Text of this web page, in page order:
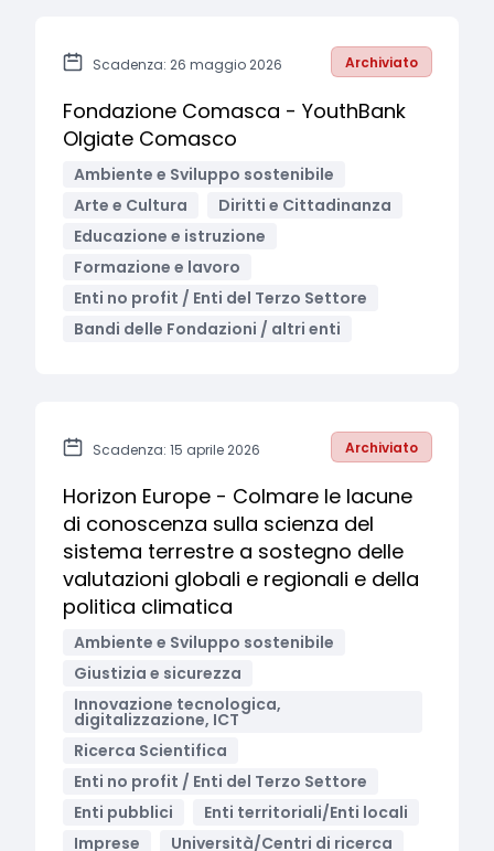
Scadenza: 26 maggio 2026 Archiviato
Fondazione Comasca - YouthBank
Olgiate Comasco
Ambiente e Sviluppo sostenibile
Arte e Cultura
Diritti e Cittadinanza
Educazione e istruzione
Formazione e lavoro
Enti no profit / Enti del Terzo Settore
Bandi delle Fondazioni / altri enti
Scadenza: 15 aprile 2026 Archiviato
Horizon Europe - Colmare le lacune
di conoscenza sulla scienza del
sistema terrestre a sostegno delle
valutazioni globali e regionali e della
politica climatica
Ambiente e Sviluppo sostenibile
Giustizia e sicurezza
Innovazione tecnologica,
digitalizzazione, ICT
Ricerca Scientifica
Enti no profit / Enti del Terzo Settore
Enti pubblici
Enti territoriali/Enti locali
Imprese
Università/Centri di ricerca